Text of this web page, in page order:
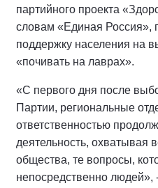
партийного проекта
словам «Единая Россия»,
поддержку населения на
«почивать на лаврах».
«С первого дня после
Партии, региональные
ответственностью
деятельность, охватывая
общества, те вопросы,
непосредственно